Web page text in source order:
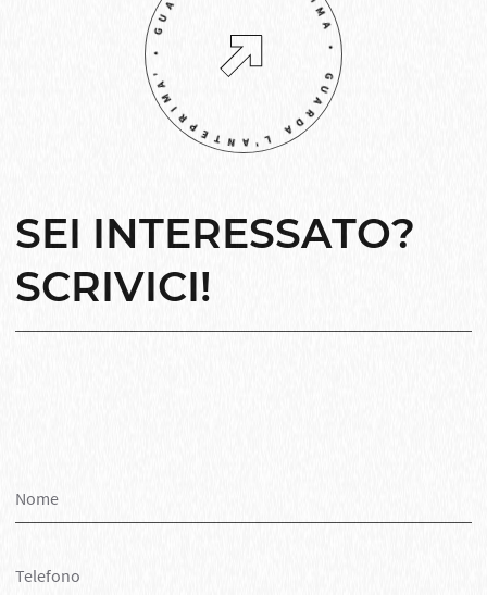
GUARDA L'ANTEPRIMA' • GUARDA L'ANTEPRIMA •
SEI INTERESSATO?
SCRIVICI!